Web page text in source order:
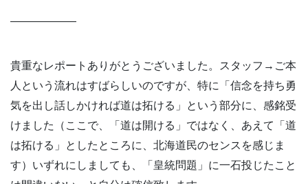
——————
貴重なレポートありがとうございました。スタッフ→ご本
人という流れはすばらしいのですが、特に「信念を持ち勇
気を出し話しかければ道は拓ける」という部分に、感銘受
けました（ここで、「道は開ける」ではなく、あえて「道
は拓ける」としたところに、北海道民のセンスを感じま
す）いずれにしましても、「皇統問題」に一石投じたこと